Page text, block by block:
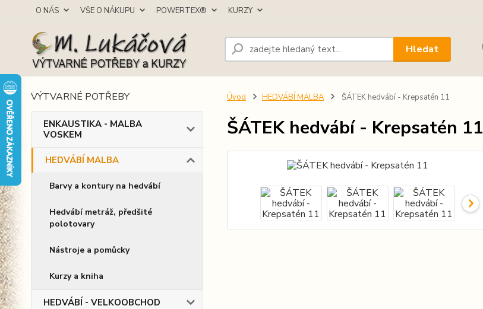
O NÁS VŠE O NÁKUPU POWERTEX® KURZY
Hledat
VÝTVARNÉ POTŘEBY
ENKAUSTIKA - MALBA
VOSKEM
HEDVÁBÍ MALBA
Barvy a kontury na hedvábí
Hedvábí metráž, předšité
polotovary
Nástroje a pomůcky
Kurzy a kniha
HEDVÁBÍ - VELKOOBCHOD
Úvod HEDVÁBÍ MALBA ŠÁTEK hedvábí - Krepsatén 11
ŠÁTEK hedvábí - Krepsatén 11